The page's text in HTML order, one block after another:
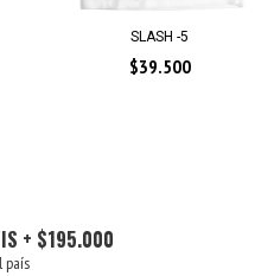
SLASH -5
$39.500
+ $195.000
país